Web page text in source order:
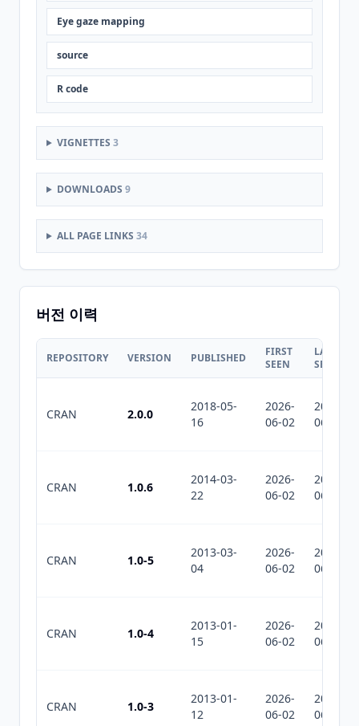
Eye gaze mapping
source
R code
VIGNETTES 3
DOWNLOADS 9
ALL PAGE LINKS 34
버전 이력
REPOSITORY VERSION PUBLISHED
FIRST
SEEN
LAST
SEEN
CRAN 2.0.0
2018-05-
16
2026-
06-02
2026-
06-02
CRAN 1.0.6
2014-03-
22
2026-
06-02
2026-
06-02
CRAN 1.0-5
2013-03-
04
2026-
06-02
2026-
06-02
CRAN 1.0-4
2013-01-
15
2026-
06-02
2026-
06-02
CRAN 1.0-3
2013-01-
12
2026-
06-02
2026-
06-02